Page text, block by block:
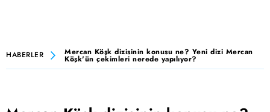
HABERLER Mercan Köşk dizisinin konusu ne? Yeni dizi Mercan
Köşk'ün çekimleri nerede yapılıyor?